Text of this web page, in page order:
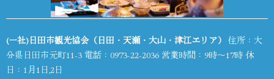
(一社)日田市観光協会（日田・天瀬・大山・津江エリア） 住所：大
分県日田市元町11-3 電話： 0973-22-2036 営業時間：9時～17時 休
日：1月1日,2日